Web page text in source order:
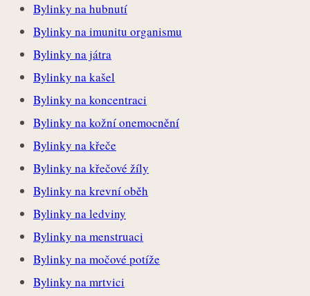
Bylinky na hubnutí
Bylinky na imunitu organismu
Bylinky na játra
Bylinky na kašel
Bylinky na koncentraci
Bylinky na kožní onemocnění
Bylinky na křeče
Bylinky na křečové žíly
Bylinky na krevní oběh
Bylinky na ledviny
Bylinky na menstruaci
Bylinky na močové potíže
Bylinky na mrtvici